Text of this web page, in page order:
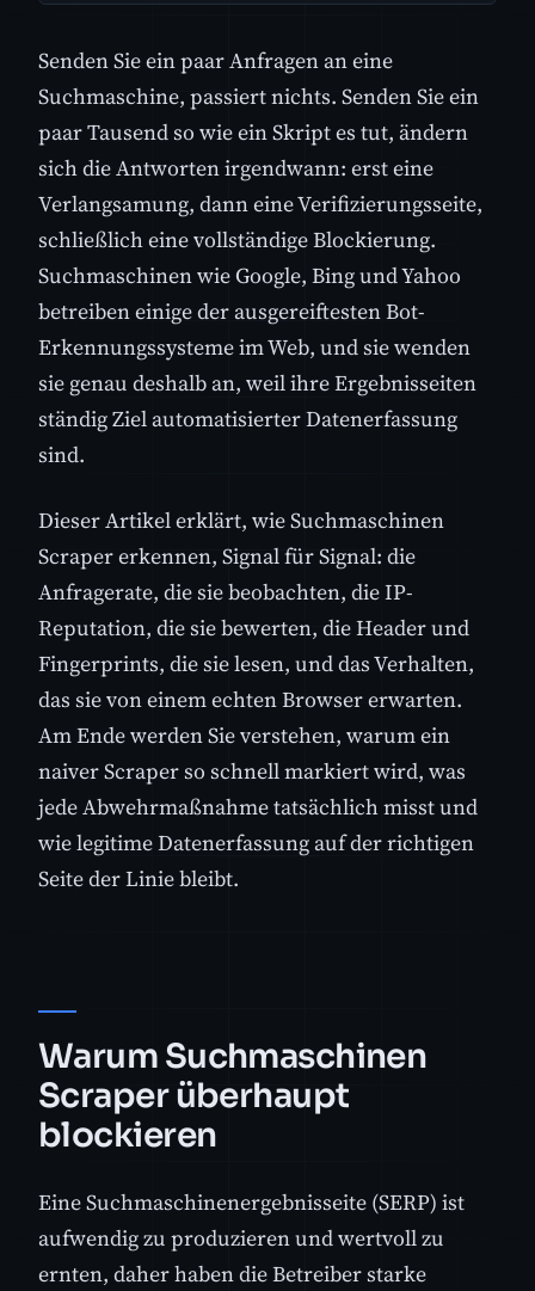
Senden Sie ein paar Anfragen an eine
Suchmaschine, passiert nichts. Senden Sie ein
paar Tausend so wie ein Skript es tut, ändern
sich die Antworten irgendwann: erst eine
Verlangsamung, dann eine Verifizierungsseite,
schließlich eine vollständige Blockierung.
Suchmaschinen wie Google, Bing und Yahoo
betreiben einige der ausgereiftesten Bot-
Erkennungssysteme im Web, und sie wenden
sie genau deshalb an, weil ihre Ergebnisseiten
ständig Ziel automatisierter Datenerfassung
sind.
Dieser Artikel erklärt, wie Suchmaschinen
Scraper erkennen, Signal für Signal: die
Anfragerate, die sie beobachten, die IP-
Reputation, die sie bewerten, die Header und
Fingerprints, die sie lesen, und das Verhalten,
das sie von einem echten Browser erwarten.
Am Ende werden Sie verstehen, warum ein
naiver Scraper so schnell markiert wird, was
jede Abwehrmaßnahme tatsächlich misst und
wie legitime Datenerfassung auf der richtigen
Seite der Linie bleibt.
Warum Suchmaschinen
Scraper überhaupt
blockieren
Eine Suchmaschinenergebnisseite (SERP) ist
aufwendig zu produzieren und wertvoll zu
ernten, daher haben die Betreiber starke